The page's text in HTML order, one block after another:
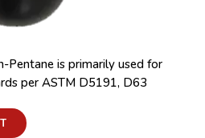
Pentane is primarily used for
per ASTM D5191, D63